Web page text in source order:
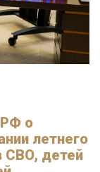
о
летнего
СВО, детей